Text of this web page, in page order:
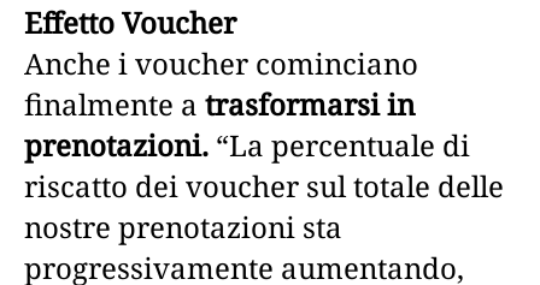
Effetto Voucher
Anche i voucher cominciano
finalmente a trasformarsi in
prenotazioni. “La percentuale di
riscatto dei voucher sul totale delle
nostre prenotazioni sta
progressivamente aumentando,